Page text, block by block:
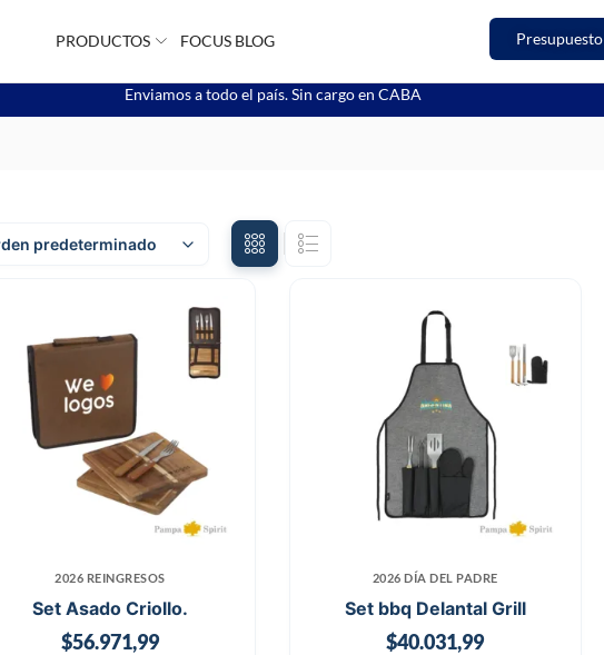
PRODUCTOS FOCUS BLOG Presupuesto
Enviamos a todo el país. Sin cargo en CABA
2026 REINGRESOS
Set Asado Criollo.
$56.971,99
2026 DÍA DEL PADRE
Set bbq Delantal Grill
$40.031,99